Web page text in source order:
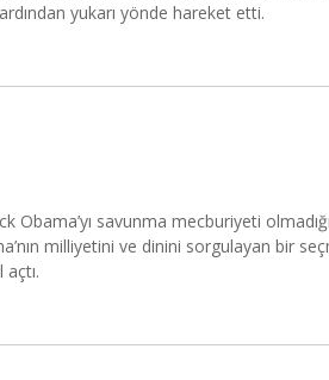
yukarı yönde hareket etti.
savunma mecburiyeti
milliyetini ve dinini sorgulayan bir